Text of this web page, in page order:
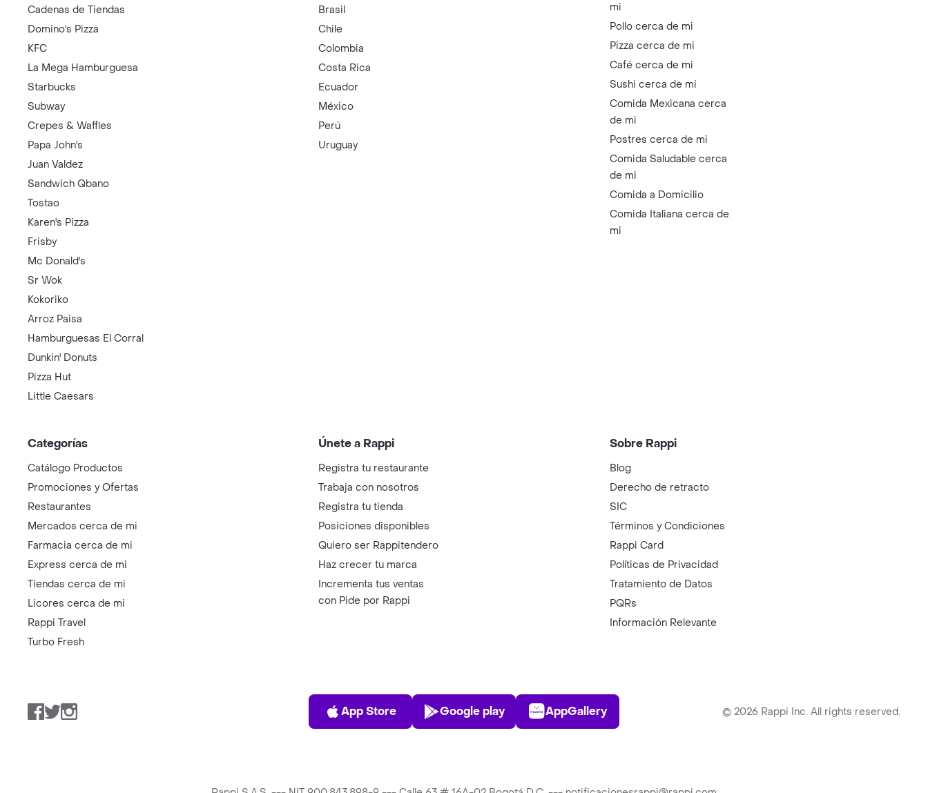
Cadenas de Tiendas
Domino's Pizza
KFC
La Mega Hamburguesa
Starbucks
Subway
Crepes & Waffles
Papa John's
Juan Valdez
Sandwich Qbano
Tostao
Karen's Pizza
Frisby
Mc Donald's
Sr Wok
Kokoriko
Arroz Paisa
Hamburguesas El Corral
Dunkin' Donuts
Pizza Hut
Little Caesars
Brasil
Chile
Colombia
Costa Rica
Ecuador
México
Perú
Uruguay
mi
Pollo cerca de mi
Pizza cerca de mi
Café cerca de mi
Sushi cerca de mi
Comida Mexicana cerca
de mi
Postres cerca de mi
Comida Saludable cerca
de mi
Comida a Domicilio
Comida Italiana cerca de
mi
Categorías
Catálogo Productos
Promociones y Ofertas
Restaurantes
Mercados cerca de mi
Farmacia cerca de mi
Express cerca de mi
Tiendas cerca de mi
Licores cerca de mi
Rappi Travel
Turbo Fresh
Únete a Rappi
Registra tu restaurante
Trabaja con nosotros
Registra tu tienda
Posiciones disponibles
Quiero ser Rappitendero
Haz crecer tu marca
Incrementa tus ventas
con Pide por Rappi
Sobre Rappi
Blog
Derecho de retracto
SIC
Términos y Condiciones
Rappi Card
Políticas de Privacidad
Tratamiento de Datos
PQRs
Información Relevante
Facebook
TwitterInstagram
App Store
App Store
Play Store
Google play
AppGallery
AppGallery © 2026 Rappi Inc. All rights reserved.